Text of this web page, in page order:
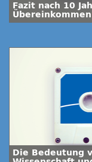
Fazit nach 10
Frieden
Die Bedeutung